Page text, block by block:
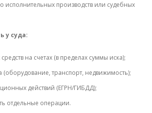
исполнительных производств или судебных
у суда:
на счетах (в пределах суммы иска);
(оборудование, транспорт, недвижимость);
действий (ЕГРН/ГИБДД);
отдельные операции.